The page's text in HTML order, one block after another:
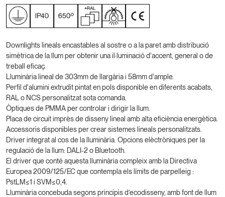
Downlights lineals encastables al sostre o a la paret amb distribució
simètrica de la llum per obtenir una il·luminació d'accent, general o de
treball eficaç.
Lluminària lineal de 303mm de llargària i 58mm d'ample.
Perfil d'alumini extrudit pintat en pols disponible en diferents acabats,
RAL o NCS personalitzat sota comanda.
Òptiques de PMMA per controlar i dirigir la llum.
Placa de circuit imprès de disseny lineal amb alta eficiència energètica.
Accessoris disponibles per crear sistemes lineals personalitzats.
Driver integrat al cos de la lluminària. Opcions elèctròniques per la
regulació de la llum: DALI-2 o Bluetooth.
El driver que conté aquesta lluminària compleix amb la Directiva
Europea 2009/125/EC que contempla els límits de parpelleig :
PstLM≤1 i SVM≤0,4.
Lluminària concebuda segons principis d’ecodisseny, amb font de llum